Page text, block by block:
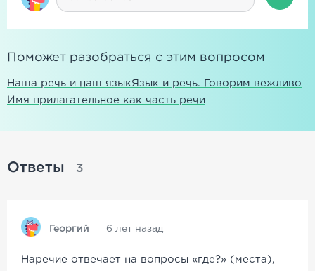
Поможет разобраться с этим вопросом
Наша речь и наш языкЯзык и речь. Говорим вежливо
Имя прилагательное как часть речи
Ответы 3
Георгий 6 лет назад
Наречие отвечает на вопросы «где?» (места),